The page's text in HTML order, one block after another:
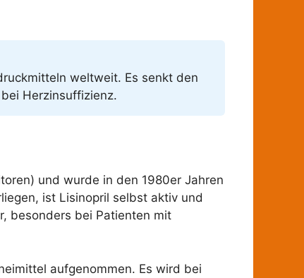
weltweit. Es senkt den
Herzinsuffizienz.
und wurde in den 1980er Jahren
ist Lisinopril selbst aktiv und
besonders bei Patienten mit
aufgenommen. Es wird bei